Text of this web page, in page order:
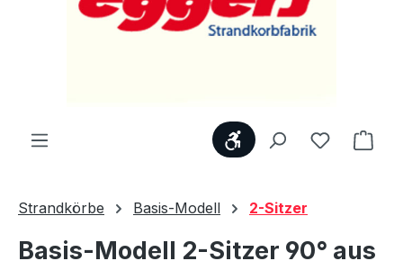
WerkzeugleisteDu hast 0
Strandkörbe Basis-Modell 2-Sitzer
Basis-Modell 2-Sitzer 90° aus